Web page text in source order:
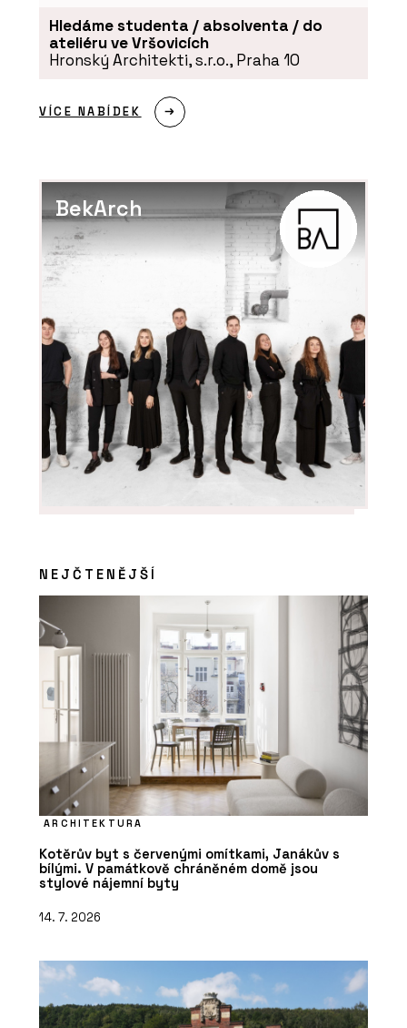
Hledáme studenta / absolventa / do
ateliéru ve Vršovicích
Hronský Architekti, s.r.o., Praha 10
VÍCE NABÍDEK
BekArch
NEJČTENĚJŠÍ
ARCHITEKTURA
Kotěrův byt s červenými omítkami, Janákův s
bílými. V památkově chráněném domě jsou
stylové nájemní byty
14. 7. 2026